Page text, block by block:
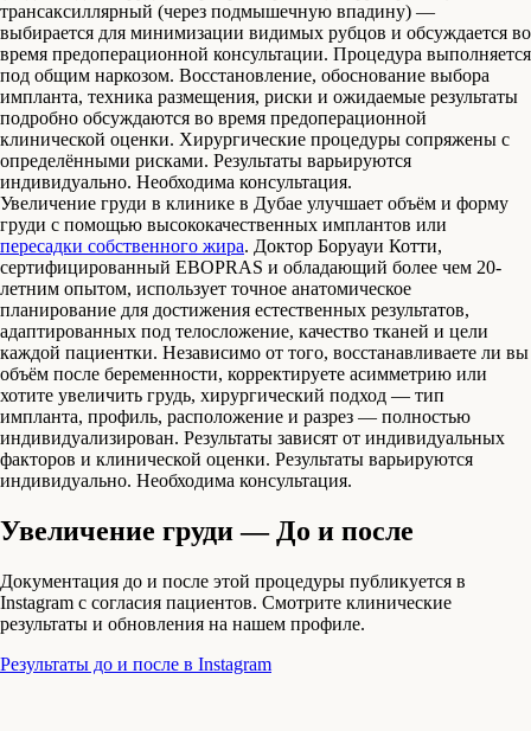
трансаксиллярный (через подмышечную впадину) —
выбирается для минимизации видимых рубцов и обсуждается во
время предоперационной консультации. Процедура выполняется
под общим наркозом. Восстановление, обоснование выбора
импланта, техника размещения, риски и ожидаемые результаты
подробно обсуждаются во время предоперационной
клинической оценки. Хирургические процедуры сопряжены с
определёнными рисками. Результаты варьируются
индивидуально. Необходима консультация.
Увеличение груди в клинике в Дубае улучшает объём и форму
груди с помощью высококачественных имплантов или
пересадки собственного жира. Доктор Боруауи Котти,
сертифицированный EBOPRAS и обладающий более чем 20-
летним опытом, использует точное анатомическое
планирование для достижения естественных результатов,
адаптированных под телосложение, качество тканей и цели
каждой пациентки. Независимо от того, восстанавливаете ли вы
объём после беременности, корректируете асимметрию или
хотите увеличить грудь, хирургический подход — тип
импланта, профиль, расположение и разрез — полностью
индивидуализирован. Результаты зависят от индивидуальных
факторов и клинической оценки. Результаты варьируются
индивидуально. Необходима консультация.
Увеличение груди — До и после
Документация до и после этой процедуры публикуется в
Instagram с согласия пациентов. Смотрите клинические
результаты и обновления на нашем профиле.
Результаты до и после в Instagram